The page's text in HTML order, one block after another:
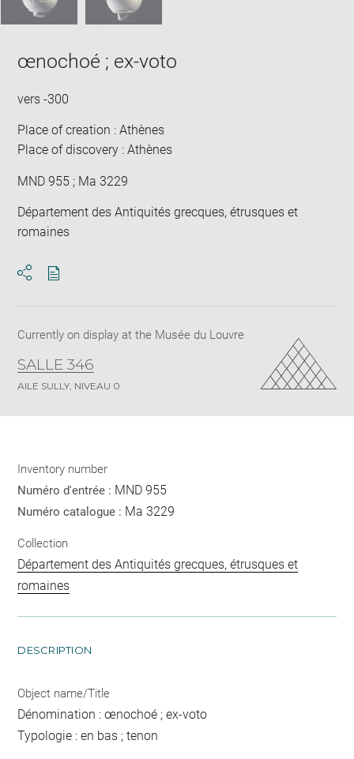
œnochoé ; ex-voto
vers -300
Place of creation : Athènes
Place of discovery : Athènes
MND 955 ; Ma 3229
Département des Antiquités grecques, étrusques et
romaines
Currently on display at the Musée du Louvre
SALLE 346
AILE SULLY, NIVEAU 0
Inventory number
Numéro d'entrée : MND 955
Numéro catalogue : Ma 3229
Collection
Département des Antiquités grecques, étrusques et
romaines
DESCRIPTION
Object name/Title
Dénomination : œnochoé ; ex-voto
Typologie : en bas ; tenon